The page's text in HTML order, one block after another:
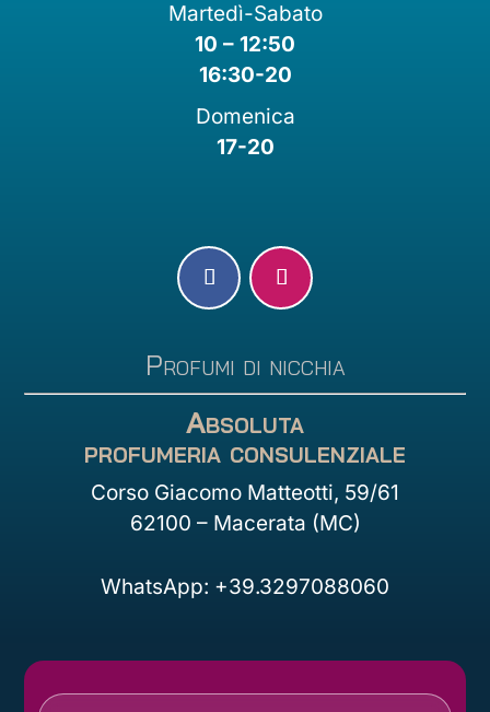
Martedì-Sabato
10 – 12:50
16:30-20
Domenica
17-20
Profumi di nicchia
Absoluta
profumeria consulenziale
Corso Giacomo Matteotti, 59/61
62100 – Macerata (MC)
WhatsApp: +39.3297088060